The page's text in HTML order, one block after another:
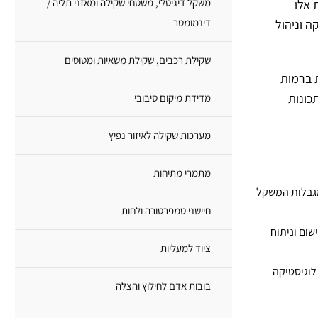
אלו
וניהול
ברמות
המשקל
וניתוח
דינמומטר
שקילת רכבים, שקילת משאיות ומטוסים
מדידת מיקום סיבובי
מערכות שקילה לאיזור נפיץ
מתמרי מתיחות
חיישני טמפרטורה ולחות
ציוד למעליות
בובות אדם לחילוץ והצלה